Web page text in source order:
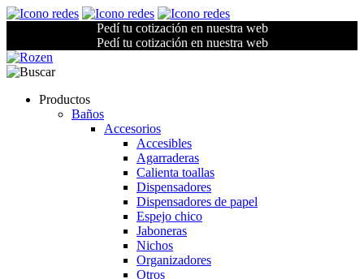
Pedí tu cotización en nuestra web
Pedí tu cotización en nuestra web
Productos
Baños
Accesorios
Accesibles
Agarraderas
Calienta toallas
Dispensadores
Dispensadores de papel
Espejo chico
Jaboneras
Nichos
Organizadores
Otros